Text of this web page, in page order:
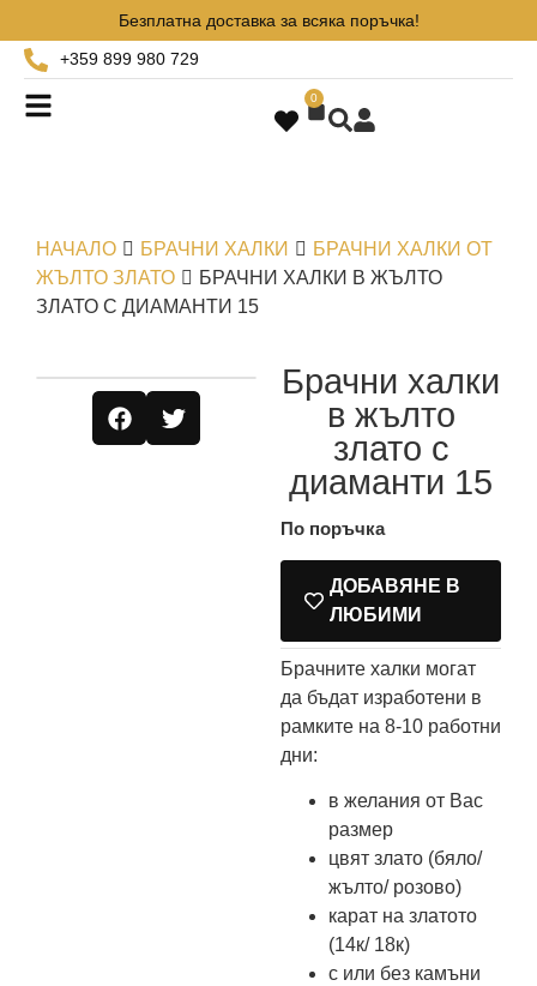
Безплатна доставка за всяка поръчка!
+359 899 980 729
0
НАЧАЛО БРАЧНИ ХАЛКИ
БРАЧНИ ХАЛКИ ОТ
ЖЪЛТО ЗЛАТО
БРАЧНИ ХАЛКИ В ЖЪЛТО
ЗЛАТО С ДИАМАНТИ 15
Брачни халки
в жълто
злато с
диаманти 15
По поръчка
ДОБАВЯНЕ В
ЛЮБИМИ
Брачните халки могат
да бъдат изработени в
рамките на 8-10 работни
дни:
в желания от Вас
размер
цвят злато (бяло/
жълто/ розово)
карат на златото
(14к/ 18к)
с или без камъни